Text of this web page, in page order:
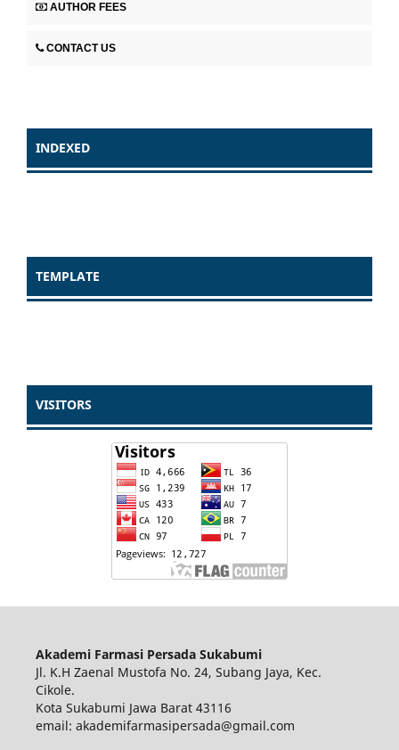
AUTHOR FEES
CONTACT US
INDEXED
TEMPLATE
VISITORS
Akademi Farmasi Persada Sukabumi
Jl. K.H Zaenal Mustofa No. 24, Subang Jaya, Kec.
Cikole.
Kota Sukabumi Jawa Barat 43116
email: akademifarmasipersada@gmail.com